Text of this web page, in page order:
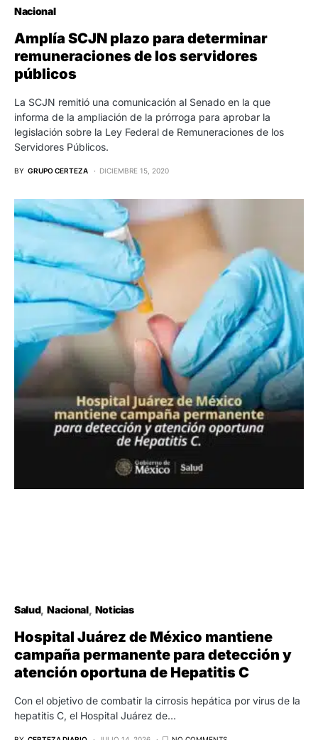
Nacional
Amplía SCJN plazo para determinar
remuneraciones de los servidores
públicos
La SCJN remitió una comunicación al Senado en la que
informa de la ampliación de la prórroga para aprobar la
legislación sobre la Ley Federal de Remuneraciones de los
Servidores Públicos.
BY GRUPO CERTEZA DICIEMBRE 15, 2020
Salud Nacional Noticias
Hospital Juárez de México mantiene
campaña permanente para detección y
atención oportuna de Hepatitis C
Con el objetivo de combatir la cirrosis hepática por virus de la
hepatitis C, el Hospital Juárez de…